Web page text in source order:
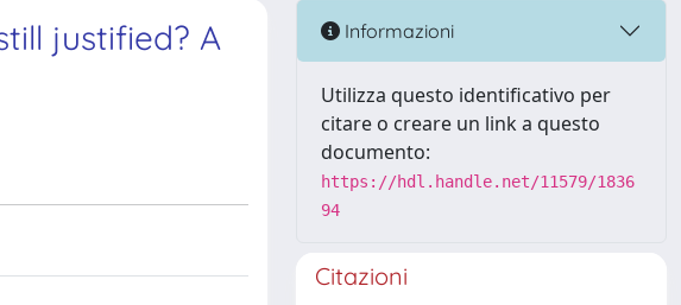
justified? A
Informazioni
Utilizza questo identificativo per
citare o creare un link a questo
documento:
https://hdl.handle.net/11579/1836
94
Citazioni